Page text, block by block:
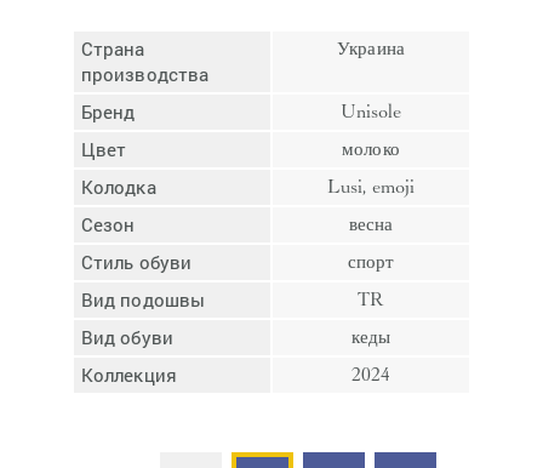
Страна
производства
Украина
Бренд Unisole
Цвет молоко
Колодка Lusi, emoji
Сезон весна
Стиль обуви спорт
Вид подошвы TR
Вид обуви кеды
Коллекция 2024